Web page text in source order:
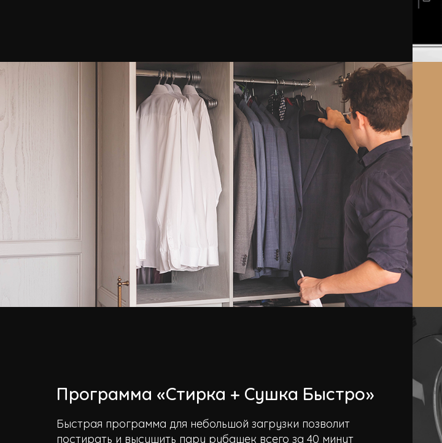
Программа «Стирка + Сушка Быстро»
Быстрая программа для небольшой загрузки позволит
постирать и высушить пару рубашек всего за 40 минут